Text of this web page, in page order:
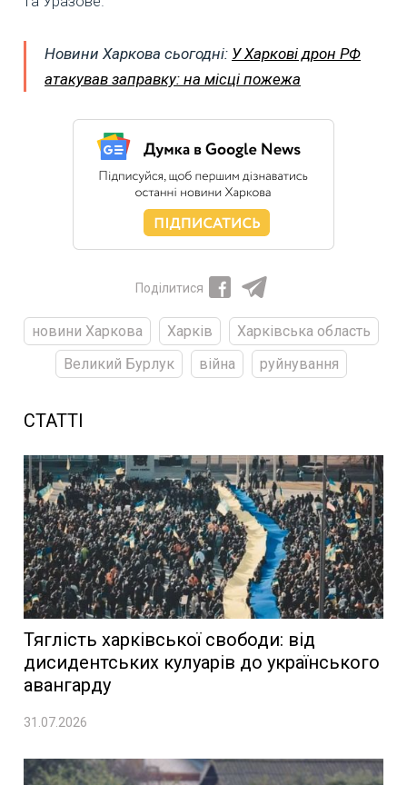
Новини Харкова сьогодні: У Харкові дрон РФ
атакував заправку: на місці пожежа
Поділитися
новини Харкова Харків
Харківська область
Великий Бурлук
війна руйнування
СТАТТІ
Тяглість харківської свободи: від
дисидентських кулуарів до українського
авангарду
31.07.2026